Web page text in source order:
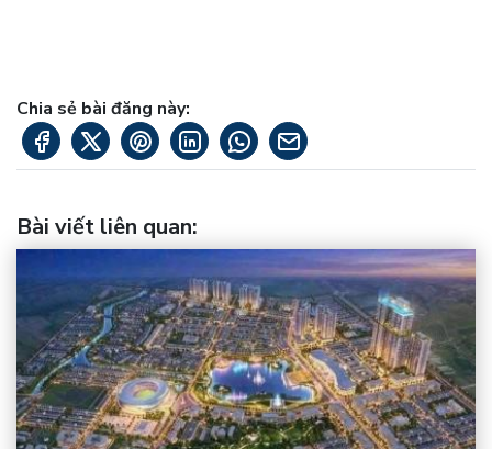
Chia sẻ bài đăng này:
Bài viết liên quan: